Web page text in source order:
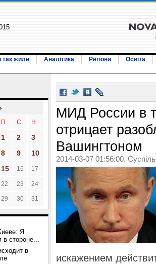
так жили Аналітика Регіони
Освіта
П С Н
1 2
3
8 9
10
15 16 17
22 23 24
29 30 31
Я
в стороне...
в
МИД России в
отрицает
Вашингтоном
2014-03-07 01:56:00.
искажением